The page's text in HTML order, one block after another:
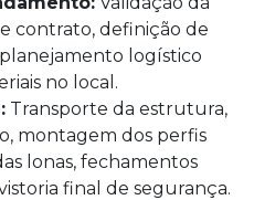
contrato, definição de
logístico
no local.
Transporte da estrutura,
montagem dos perfis
lonas, fechamentos
final de segurança.